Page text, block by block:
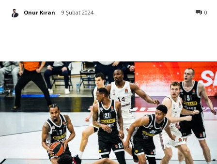
Onur Kıran 9 Şubat 2024 0